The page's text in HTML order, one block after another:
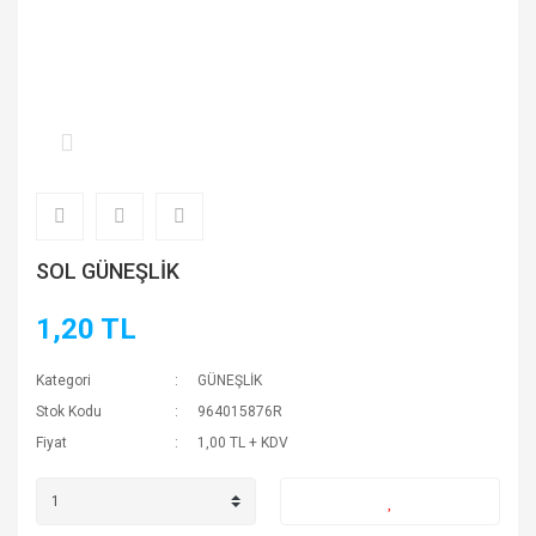
SOL GÜNEŞLİK
1,20 TL
Kategori
GÜNEŞLİK
Stok Kodu
964015876R
Fiyat
1,00 TL + KDV